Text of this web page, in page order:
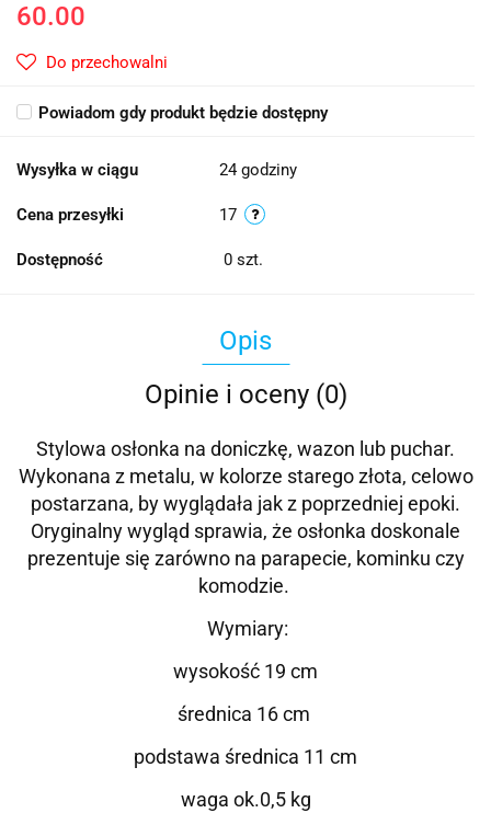
60.00
Do przechowalni
Powiadom gdy produkt będzie dostępny
Wysyłka w ciągu 24 godziny
Cena przesyłki 17
Dostępność 0 szt.
Opis
Opinie i oceny (0)
Stylowa osłonka na doniczkę, wazon lub puchar.
Wykonana z metalu, w kolorze starego złota, celowo
postarzana, by wyglądała jak z poprzedniej epoki.
Oryginalny wygląd sprawia, że osłonka doskonale
prezentuje się zarówno na parapecie, kominku czy
komodzie.
Wymiary:
wysokość 19 cm
średnica 16 cm
podstawa średnica 11 cm
waga ok.0,5 kg